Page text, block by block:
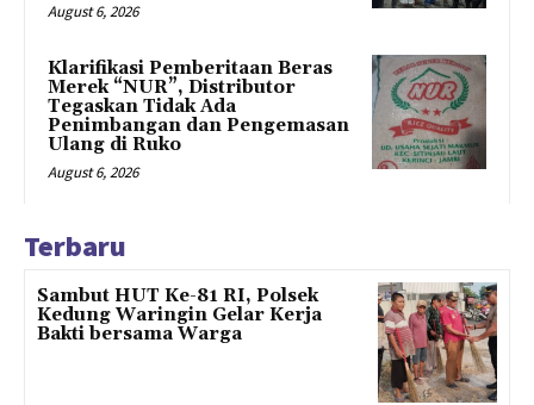
August 6, 2026
Klarifikasi Pemberitaan Beras
Merek “NUR”, Distributor
Tegaskan Tidak Ada
Penimbangan dan Pengemasan
Ulang di Ruko
August 6, 2026
Terbaru
Sambut HUT Ke-81 RI, Polsek
Kedung Waringin Gelar Kerja
Bakti bersama Warga